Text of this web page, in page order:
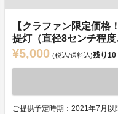
【クラファン限定価
提灯（直径8センチ程度
¥5,000 (税込/送料込)残り10
ご提供予定時期：2021年7月以